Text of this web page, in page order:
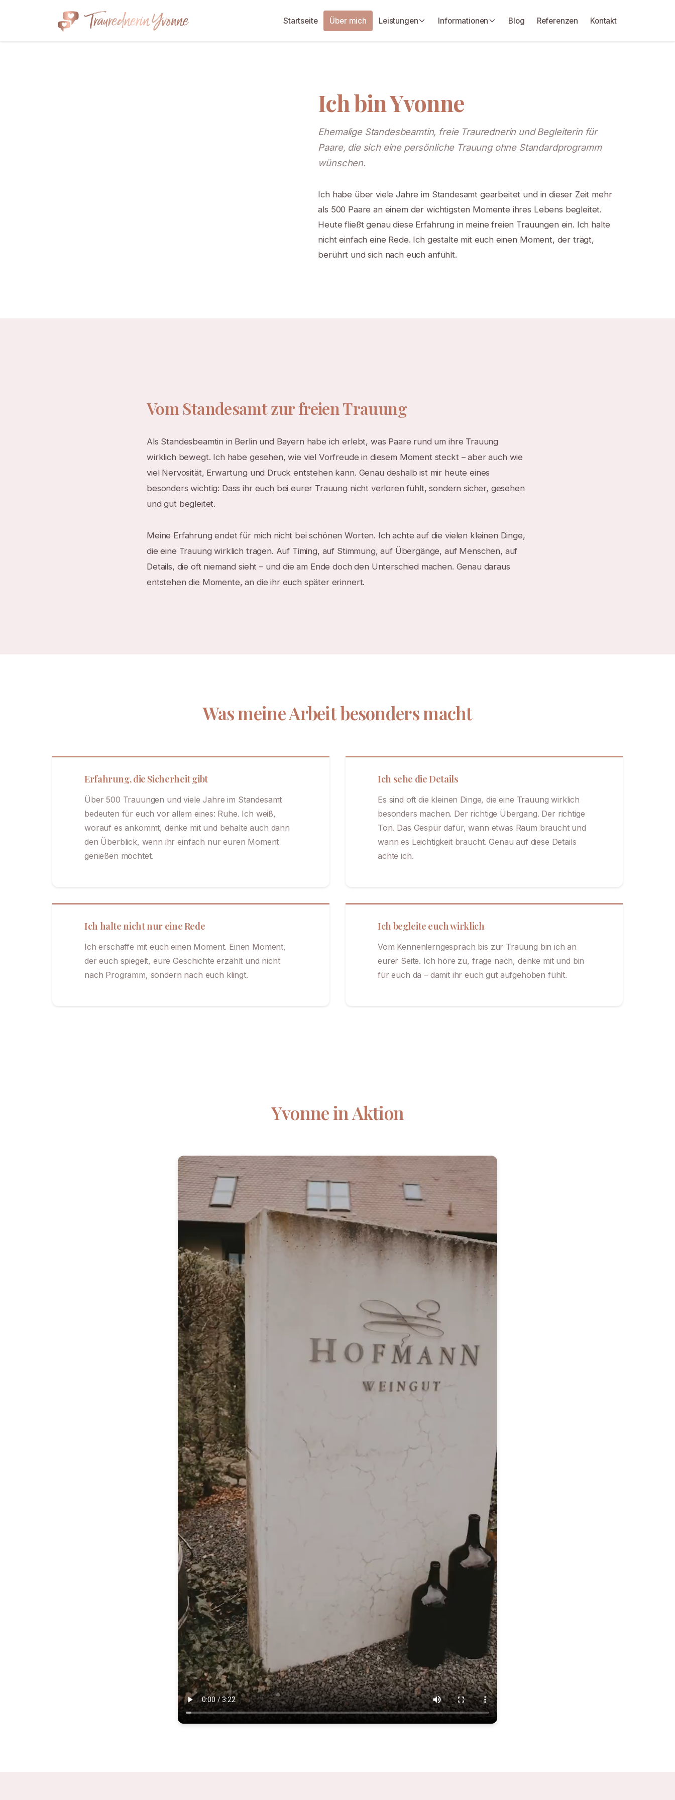
Startseite Über mich Leistungen Informationen Blog Referenzen Kontakt
Ich bin Yvonne
Ehemalige Standesbeamtin, freie Traurednerin und Begleiterin für
Paare, die sich eine persönliche Trauung ohne Standardprogramm
wünschen.
Ich habe über viele Jahre im Standesamt gearbeitet und in dieser Zeit mehr
als 500 Paare an einem der wichtigsten Momente ihres Lebens begleitet.
Heute fließt genau diese Erfahrung in meine freien Trauungen ein. Ich halte
nicht einfach eine Rede. Ich gestalte mit euch einen Moment, der trägt,
berührt und sich nach euch anfühlt.
Vom Standesamt zur freien Trauung
Als Standesbeamtin in Berlin und Bayern habe ich erlebt, was Paare rund um ihre Trauung
wirklich bewegt. Ich habe gesehen, wie viel Vorfreude in diesem Moment steckt – aber auch wie
viel Nervosität, Erwartung und Druck entstehen kann. Genau deshalb ist mir heute eines
besonders wichtig: Dass ihr euch bei eurer Trauung nicht verloren fühlt, sondern sicher, gesehen
und gut begleitet.
Meine Erfahrung endet für mich nicht bei schönen Worten. Ich achte auf die vielen kleinen Dinge,
die eine Trauung wirklich tragen. Auf Timing, auf Stimmung, auf Übergänge, auf Menschen, auf
Details, die oft niemand sieht – und die am Ende doch den Unterschied machen. Genau daraus
entstehen die Momente, an die ihr euch später erinnert.
Was meine Arbeit besonders macht
Erfahrung, die Sicherheit gibt
Über 500 Trauungen und viele Jahre im Standesamt
bedeuten für euch vor allem eines: Ruhe. Ich weiß,
worauf es ankommt, denke mit und behalte auch dann
den Überblick, wenn ihr einfach nur euren Moment
genießen möchtet.
Ich sehe die Details
Es sind oft die kleinen Dinge, die eine Trauung wirklich
besonders machen. Der richtige Übergang. Der richtige
Ton. Das Gespür dafür, wann etwas Raum braucht und
wann es Leichtigkeit braucht. Genau auf diese Details
achte ich.
Ich halte nicht nur eine Rede
Ich erschaffe mit euch einen Moment. Einen Moment,
der euch spiegelt, eure Geschichte erzählt und nicht
nach Programm, sondern nach euch klingt.
Ich begleite euch wirklich
Vom Kennenlerngespräch bis zur Trauung bin ich an
eurer Seite. Ich höre zu, frage nach, denke mit und bin
für euch da – damit ihr euch gut aufgehoben fühlt.
Yvonne in Aktion